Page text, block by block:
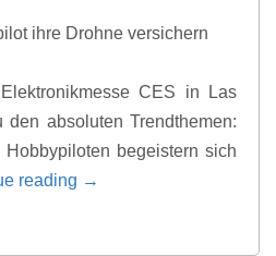
ihre Drohne versichern
CES in Las
absoluten Trendthemen:
Hobbypiloten begeistern sich
reading →